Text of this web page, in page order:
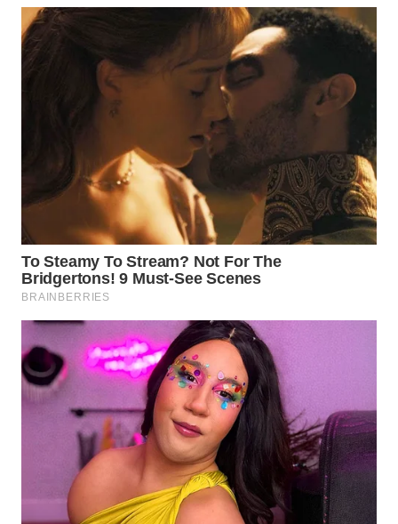
SIMALUNGUN
LABUHANBATU
WN DELI
SERDANG
WN
TEBING
WN
PAKPAK
WN
KARAWANG
BEKASI